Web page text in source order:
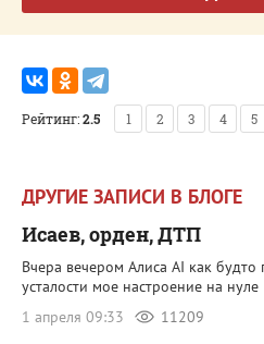
Рейтинг:2.5 1 2 3 4 5
ДРУГИЕ ЗАПИСИ В БЛОГЕ
Исаев, орден, ДТП
Вчера вечером Алиса AI как будто
усталости мое настроение на нуле
1 апреля 09:33
11209